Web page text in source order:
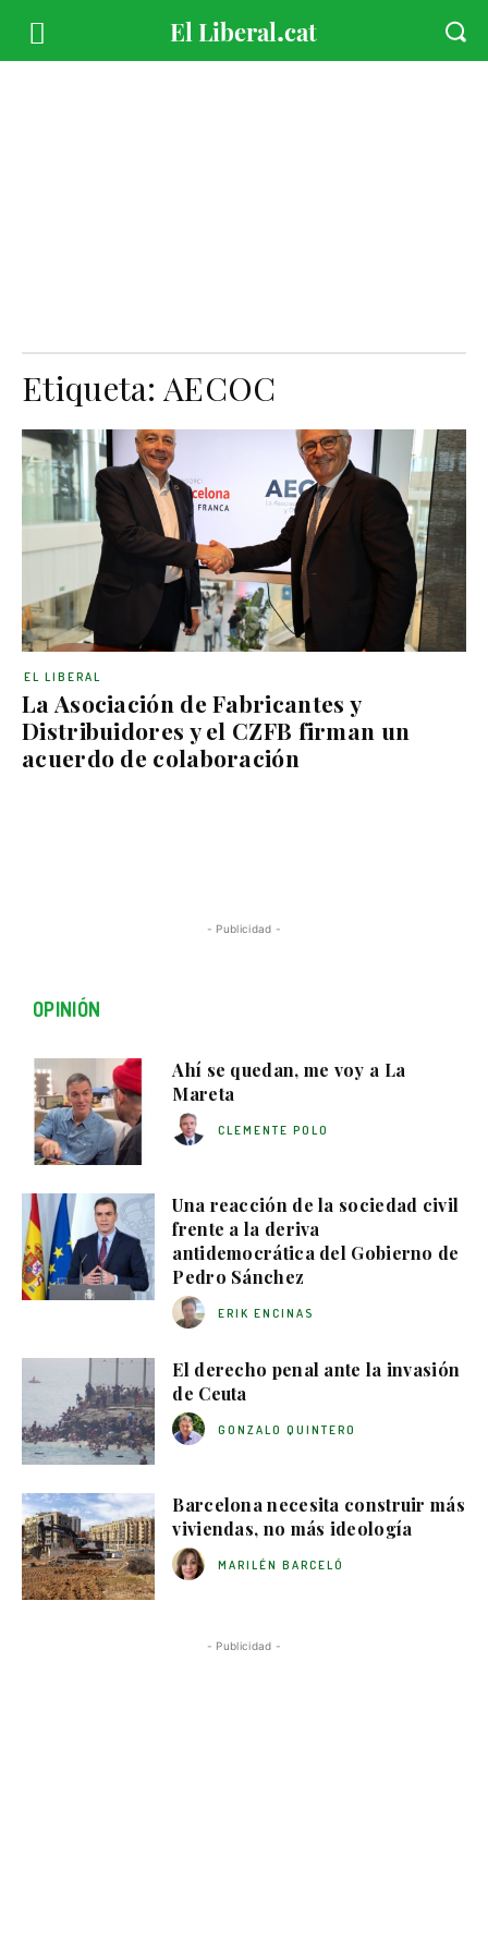
Etiqueta:AECOC
La Asociación de Fabricantes y
Distribuidores y el CZFB firman un
acuerdo de colaboración
EL LIBERAL
- Publicidad -
OPINIÓN
Ahí se quedan, me voy a La
Mareta
CLEMENTE POLO
Una reacción de la sociedad civil
frente a la deriva
antidemocrática del Gobierno de
Pedro Sánchez
ERIK ENCINAS
El derecho penal ante la invasión
de Ceuta
GONZALO QUINTERO
Barcelona necesita construir más
viviendas, no más ideología
MARILÉN BARCELÓ
- Publicidad -